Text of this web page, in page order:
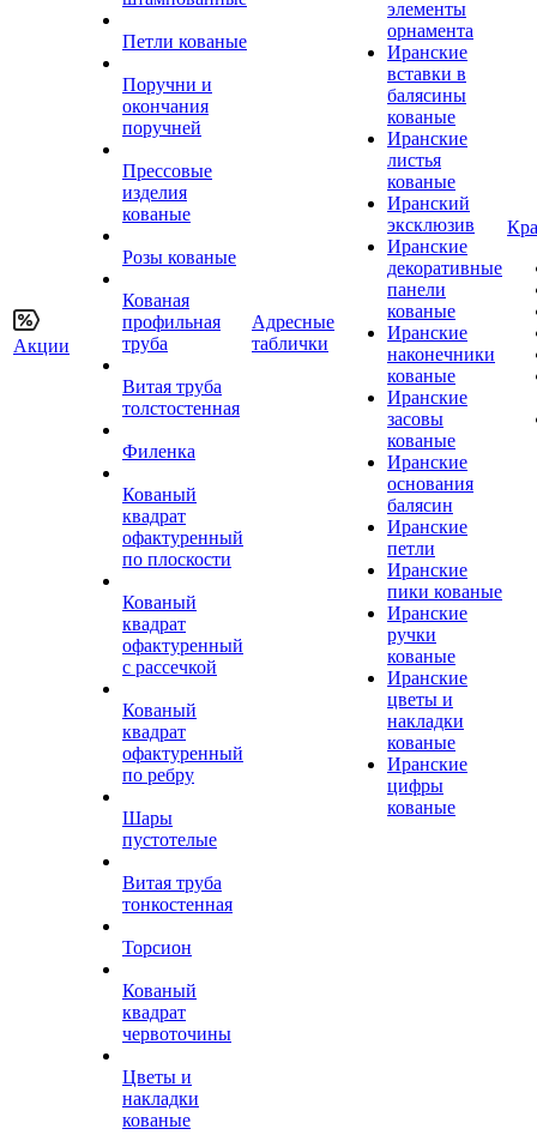
Акции
Петли кованые
Поручни и
окончания
поручней
Прессовые
изделия
кованые
Розы кованые
Кованая
профильная
труба
Витая труба
толстостенная
Филенка
Кованый
квадрат
офактуренный
по плоскости
Кованый
квадрат
офактуренный
с рассечкой
Кованый
квадрат
офактуренный
по ребру
Шары
пустотелые
Витая труба
тонкостенная
Торсион
Кованый
квадрат
червоточины
Цветы и
накладки
кованые
Адресные
таблички
элементы
орнамента
Иранские
вставки в
балясины
кованые
Иранские
листья
кованые
Иранский
эксклюзив
Иранские
декоративные
панели
кованые
Иранские
наконечники
кованые
Иранские
засовы
кованые
Иранские
основания
балясин
Иранские
петли
Иранские
пики кованые
Иранские
ручки
кованые
Иранские
цветы и
накладки
кованые
Иранские
цифры
кованые